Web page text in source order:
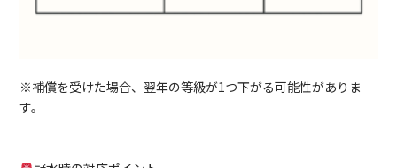
※補償を受けた場合、翌年の等級が1つ下がる可能性がありま
す。